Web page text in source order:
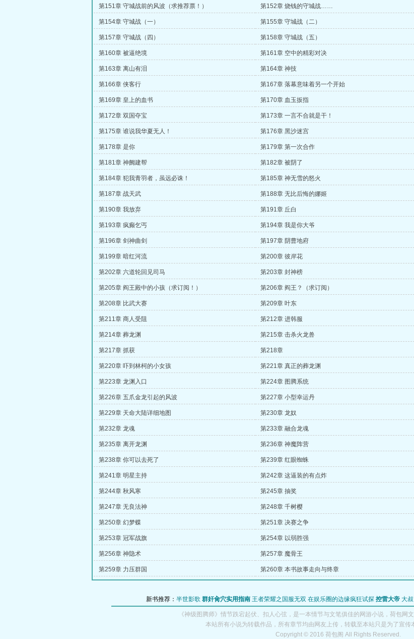
第151章 守城战前的风波（求推荐票！） 第152章 烧钱的守城战……
第154章 守城战（一） 第155章 守城战（二）
第157章 守城战（四） 第158章 守城战（五）
第160章 被逼绝境 第161章 空中的精彩对决
第163章 离山有泪 第164章 神技
第166章 侠客行 第167章 落幕意味着另一个开始
第169章 皇上的血书 第170章 血玉扳指
第172章 双国夺宝 第173章 一言不合就是干！
第175章 谁说我华夏无人！ 第176章 黑沙迷宫
第178章 是你 第179章 第一次合作
第181章 神阙建帮 第182章 被阴了
第184章 犯我青羽者，虽远必诛！ 第185章 神无雪的怒火
第187章 战天武 第188章 无比后悔的娜姬
第190章 我放弃 第191章 丘白
第193章 疯癫乞丐 第194章 我是你大爷
第196章 剑神曲剑 第197章 阴曹地府
第199章 暗红河流 第200章 彼岸花
第202章 六道轮回见司马 第203章 封神榜
第205章 阎王殿中的小孩（求订阅！） 第206章 阎王？（求订阅）
第208章 比武大赛 第209章 叶东
第211章 商人受阻 第212章 进韩服
第214章 葬龙渊 第215章 击杀火龙兽
第217章 抓获 第218章
第220章 吓到林柯的小女孩 第221章 真正的葬龙渊
第223章 龙渊入口 第224章 图腾系统
第226章 五爪金龙引起的风波 第227章 小型幸运丹
第229章 天命大陆详细地图 第230章 龙奴
第232章 龙魂 第233章 融合龙魂
第235章 离开龙渊 第236章 神魔阵营
第238章 你可以去死了 第239章 红眼蜘蛛
第241章 明星主持 第242章 这逼装的有点炸
第244章 秋风寒 第245章 抽奖
第247章 无良法神 第248章 千树樱
第250章 幻梦蝶 第251章 决赛之争
第253章 冠军战旗 第254章 以弱胜强
第256章 神隐术 第257章 魔骨王
第259章 力压群国 第260章 本书故事走向与终章
新书推荐： 半世影歌 群奸肏穴实用指南 王者荣耀之国服无双 在娱乐圈的边缘疯狂试探 控雷大帝 大
《神级图腾师》情节跌宕起伏、扣人心弦，是一本情节与文笔俱佳的网游小说，荷包网
本站所有小说为转载作品，所有章节均由网友上传，转载至本站只是为了宣传
Copyright © 2016 荷包阁 All Rights Reserved.